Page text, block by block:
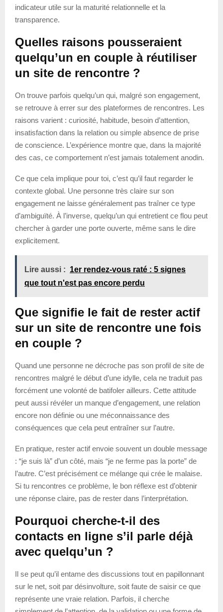
indicateur utile sur la maturité relationnelle et la
transparence.
Quelles raisons pousseraient
quelqu’un en couple à réutiliser
un site de rencontre ?
On trouve parfois quelqu’un qui, malgré son engagement,
se retrouve à errer sur des plateformes de rencontres. Les
raisons varient : curiosité, habitude, besoin d’attention,
insatisfaction dans la relation ou simple absence de prise
de conscience. L’expérience montre que, dans la majorité
des cas, ce comportement n’est jamais totalement anodin.
Ce que cela implique pour toi, c’est qu’il faut regarder le
contexte global. Une personne très claire sur son
engagement ne laisse généralement pas traîner ce type
d’ambiguïté. À l’inverse, quelqu’un qui entretient ce flou peut
chercher à garder une porte ouverte, même sans le dire
explicitement.
Lire aussi : 1er rendez-vous raté : 5 signes
que tout n'est pas encore perdu
Que signifie le fait de rester actif
sur un site de rencontre une fois
en couple ?
Quand une personne ne décroche pas son profil de site de
rencontres malgré le début d’une idylle, cela ne traduit pas
forcément une volonté de batifoler ailleurs. Cette attitude
peut aussi révéler un manque d’engagement, une relation
encore non définie ou une méconnaissance des
conséquences que cela peut entraîner sur l’autre.
En pratique, rester actif envoie souvent un double message
: “je suis là” d’un côté, mais “je ne ferme pas la porte” de
l’autre. C’est précisément ce mélange qui crée le malaise.
Si tu rencontres ce problème, le bon réflexe est d’obtenir
une réponse claire, pas de rester dans l’interprétation.
Pourquoi cherche-t-il des
contacts en ligne s’il parle déjà
avec quelqu’un ?
Il se peut qu’il entame des discussions tout en papillonnant
sur le net, soit par désinvolture, soit faute de saisir ce que
représente une vraie relation. Parfois, il cherche